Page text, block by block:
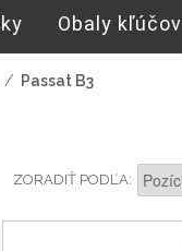
Obaly kľúčov
/ Passat B3
ZORADIŤ PODĽA